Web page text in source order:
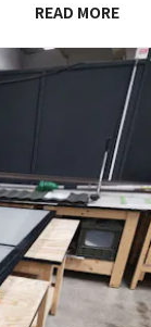
READ MORE